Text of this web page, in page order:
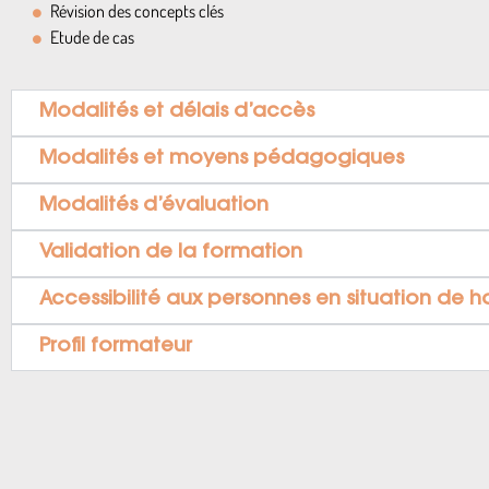
Révision des concepts clés
Etude de cas
Modalités et délais d’accès
Modalités et moyens pédagogiques
Modalités d’évaluation
Validation de la formation
Accessibilité aux personnes en situation de
Profil formateur